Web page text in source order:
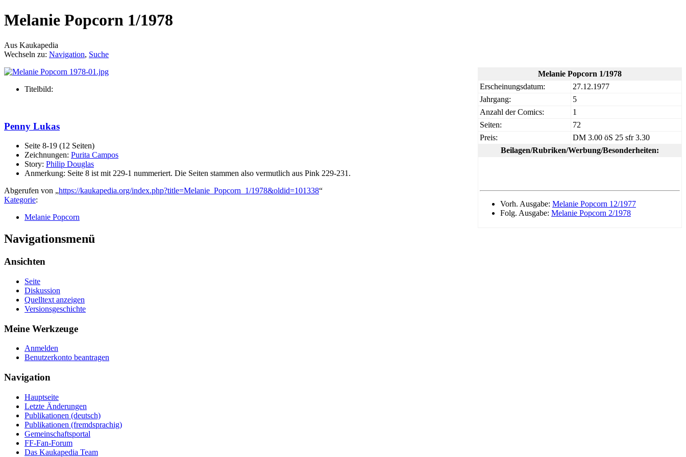
Melanie Popcorn 1/1978
Aus Kaukapedia
Wechseln zu: Navigation, Suche
Melanie Popcorn 1/1978
Erscheinungsdatum:
27.12.1977
Jahrgang:
5
Anzahl der Comics:
1
Seiten:
72
Preis:
DM 3.00 öS 25 sfr 3.30
Beilagen/Rubriken/Werbung/Besonderheiten:
Vorh. Ausgabe: Melanie Popcorn 12/1977
Folg. Ausgabe: Melanie Popcorn 2/1978
Titelbild:
Penny Lukas
Seite 8-19 (12 Seiten)
Zeichnungen: Purita Campos
Story: Philip Douglas
Anmerkung: Seite 8 ist mit 229-1 nummeriert. Die Seiten stammen also vermutlich aus Pink 229-231.
Abgerufen von „https://kaukapedia.org/index.php?title=Melanie_Popcorn_1/1978&oldid=101338“
Kategorie:
Melanie Popcorn
Navigationsmenü
Ansichten
Seite
Diskussion
Quelltext anzeigen
Versionsgeschichte
Meine Werkzeuge
Anmelden
Benutzerkonto beantragen
Navigation
Hauptseite
Letzte Änderungen
Publikationen (deutsch)
Publikationen (fremdsprachig)
Gemeinschaftsportal
FF-Fan-Forum
Das Kaukapedia Team